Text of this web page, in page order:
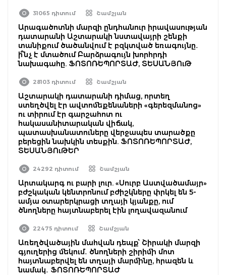
31065 դիտում Շամշյան
Արագածոտնի մարզի ընդհանուր իրավասության
դատարանի Աշտարակի նստավայրի շենքի
տանիքում ծածանվում է բզկտված եռագույնը․
ի՞նչ է մտածում Բարձրագույն խորհրդի
նախագահը. ՖՈՏՈՌԵՊՈՐՏԱԺ, ՏԵՍԱՆՅՈւԹ
28103 դիտում Շամշյան
Աշտարակի դատարանի դիմաց, որտեղ
ստեղծվել էր ավտոմեքենաների «գերեզմանոց»
ու տիրում էր գարշահոտ ու
հակասանիտարական վիճակ,
պատասխանատուները վերջապես տարածքը
բերեցին նախկին տեսքին. ՖՈՏՈՌԵՊՈՐՏԱԺ,
ՏԵՍԱՆՅՈւԹԵՐ
24292 դիտում Շամշյան
Արտակարգ ու բարի լուր. «Սուրբ Աստվածամայր»
բժշկական կենտրոնում բժիշկները փրկել են 5-
ամյա օտարերկրացի տղայի կյանքը, ում
ծնողները հայտնաբերել էին լողավազանում
22475 դիտում Շամշյան
Առեղծվածային մահվան դեպք՝ Շիրակի մարզի
գյուղերից մեկում․ ծնողների շիրիմի մոտ
հայտնաբերվել են տղայի մարմինը, հրազեն և
նամակ․ ՖՈՏՈՌԵՊՈՐՏԱԺ